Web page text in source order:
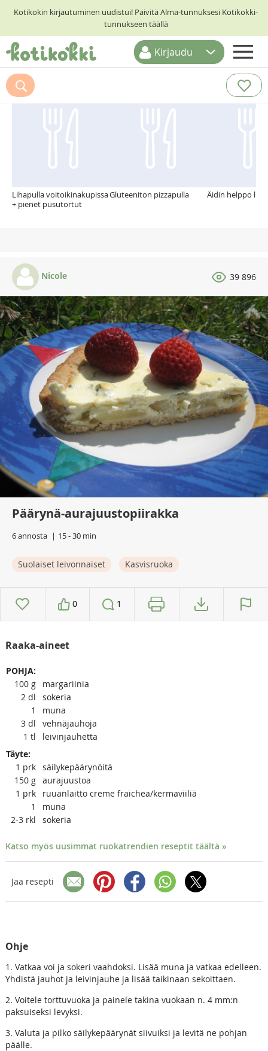
Kotikokin kirjautuminen uudistui! Päivitä Alma-tunnuksesi Kotikokki-
tunnukseen täällä
ETUSIVU
RESEPTIHAKU
Kirjaudu
Suosittelemme myös
Lihapulla voitoikinakupissa
+ pienet pusutortut
Gluteeniton pizzapulla Äidin helppo
Nicole 39 896
Päärynä-aurajuustopiirakka
6 annosta 15 - 30 min
Suolaiset leivonnaiset Kasvisruoka
0 1
Raaka-aineet
POHJA:
100 g
margariinia
2 dl
sokeria
1
muna
3 dl
vehnäjauhoja
1 tl
leivinjauhetta
Täyte:
1 prk säilykepäärynöitä
150 g aurajuustoa
1 prk
ruuanlaitto creme fraichea/kermaviiliä
1
muna
2-3 rkl sokeria
Katso myös uusimmat ruokatrendien reseptit täältä »
Jaa resepti
Ohje
1. Vatkaa voi ja sokeri vaahdoksi. Lisää muna ja vatkaa edelleen.
Yhdistä jauhot ja leivinjauhe ja lisää taikinaan sekoittaen.
2. Voitele torttuvuoka ja painele takina vuokaan n. 4 mm:n
paksuiseksi levyksi.
3. Valuta ja pilko säilykepäärynät siivuiksi ja levitä ne pohjan
päälle.